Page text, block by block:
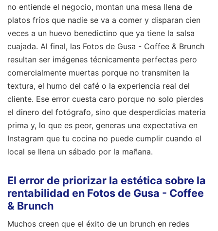
no entiende el negocio, montan una mesa llena de
platos fríos que nadie se va a comer y disparan cien
veces a un huevo benedictino que ya tiene la salsa
cuajada. Al final, las Fotos de Gusa - Coffee & Brunch
resultan ser imágenes técnicamente perfectas pero
comercialmente muertas porque no transmiten la
textura, el humo del café o la experiencia real del
cliente. Ese error cuesta caro porque no solo pierdes
el dinero del fotógrafo, sino que desperdicias materia
prima y, lo que es peor, generas una expectativa en
Instagram que tu cocina no puede cumplir cuando el
local se llena un sábado por la mañana.
El error de priorizar la estética sobre la
rentabilidad en Fotos de Gusa - Coffee
& Brunch
Muchos creen que el éxito de un brunch en redes